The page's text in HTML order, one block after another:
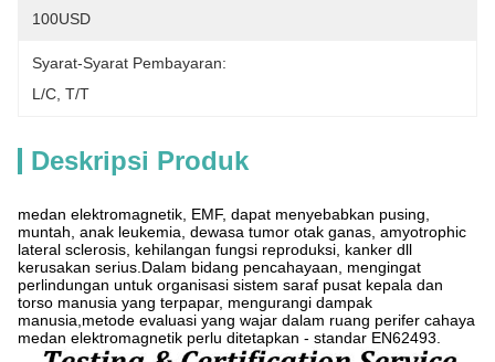
100USD
Syarat-Syarat Pembayaran:
L/C, T/T
Deskripsi Produk
medan elektromagnetik, EMF, dapat menyebabkan pusing,
muntah, anak leukemia, dewasa tumor otak ganas, amyotrophic
lateral sclerosis, kehilangan fungsi reproduksi, kanker dll
kerusakan serius.Dalam bidang pencahayaan, mengingat
perlindungan untuk organisasi sistem saraf pusat kepala dan
torso manusia yang terpapar, mengurangi dampak
manusia,metode evaluasi yang wajar dalam ruang perifer cahaya
medan elektromagnetik perlu ditetapkan - standar EN62493.